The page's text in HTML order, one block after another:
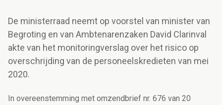
De ministerraad neemt op voorstel van minister van
Begroting en van Ambtenarenzaken David Clarinval
akte van het monitoringverslag over het risico op
overschrijding van de personeelskredieten van mei
2020.
In overeenstemming met omzendbrief nr. 676 van 20